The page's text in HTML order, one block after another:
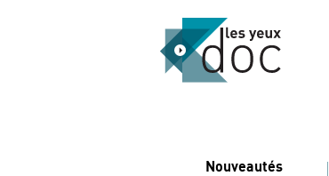
Nouveautés